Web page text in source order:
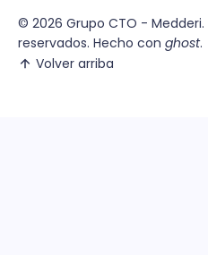
© 2026 Grupo CTO - Medderi.
reservados. Hecho con ghost.
Volver arriba